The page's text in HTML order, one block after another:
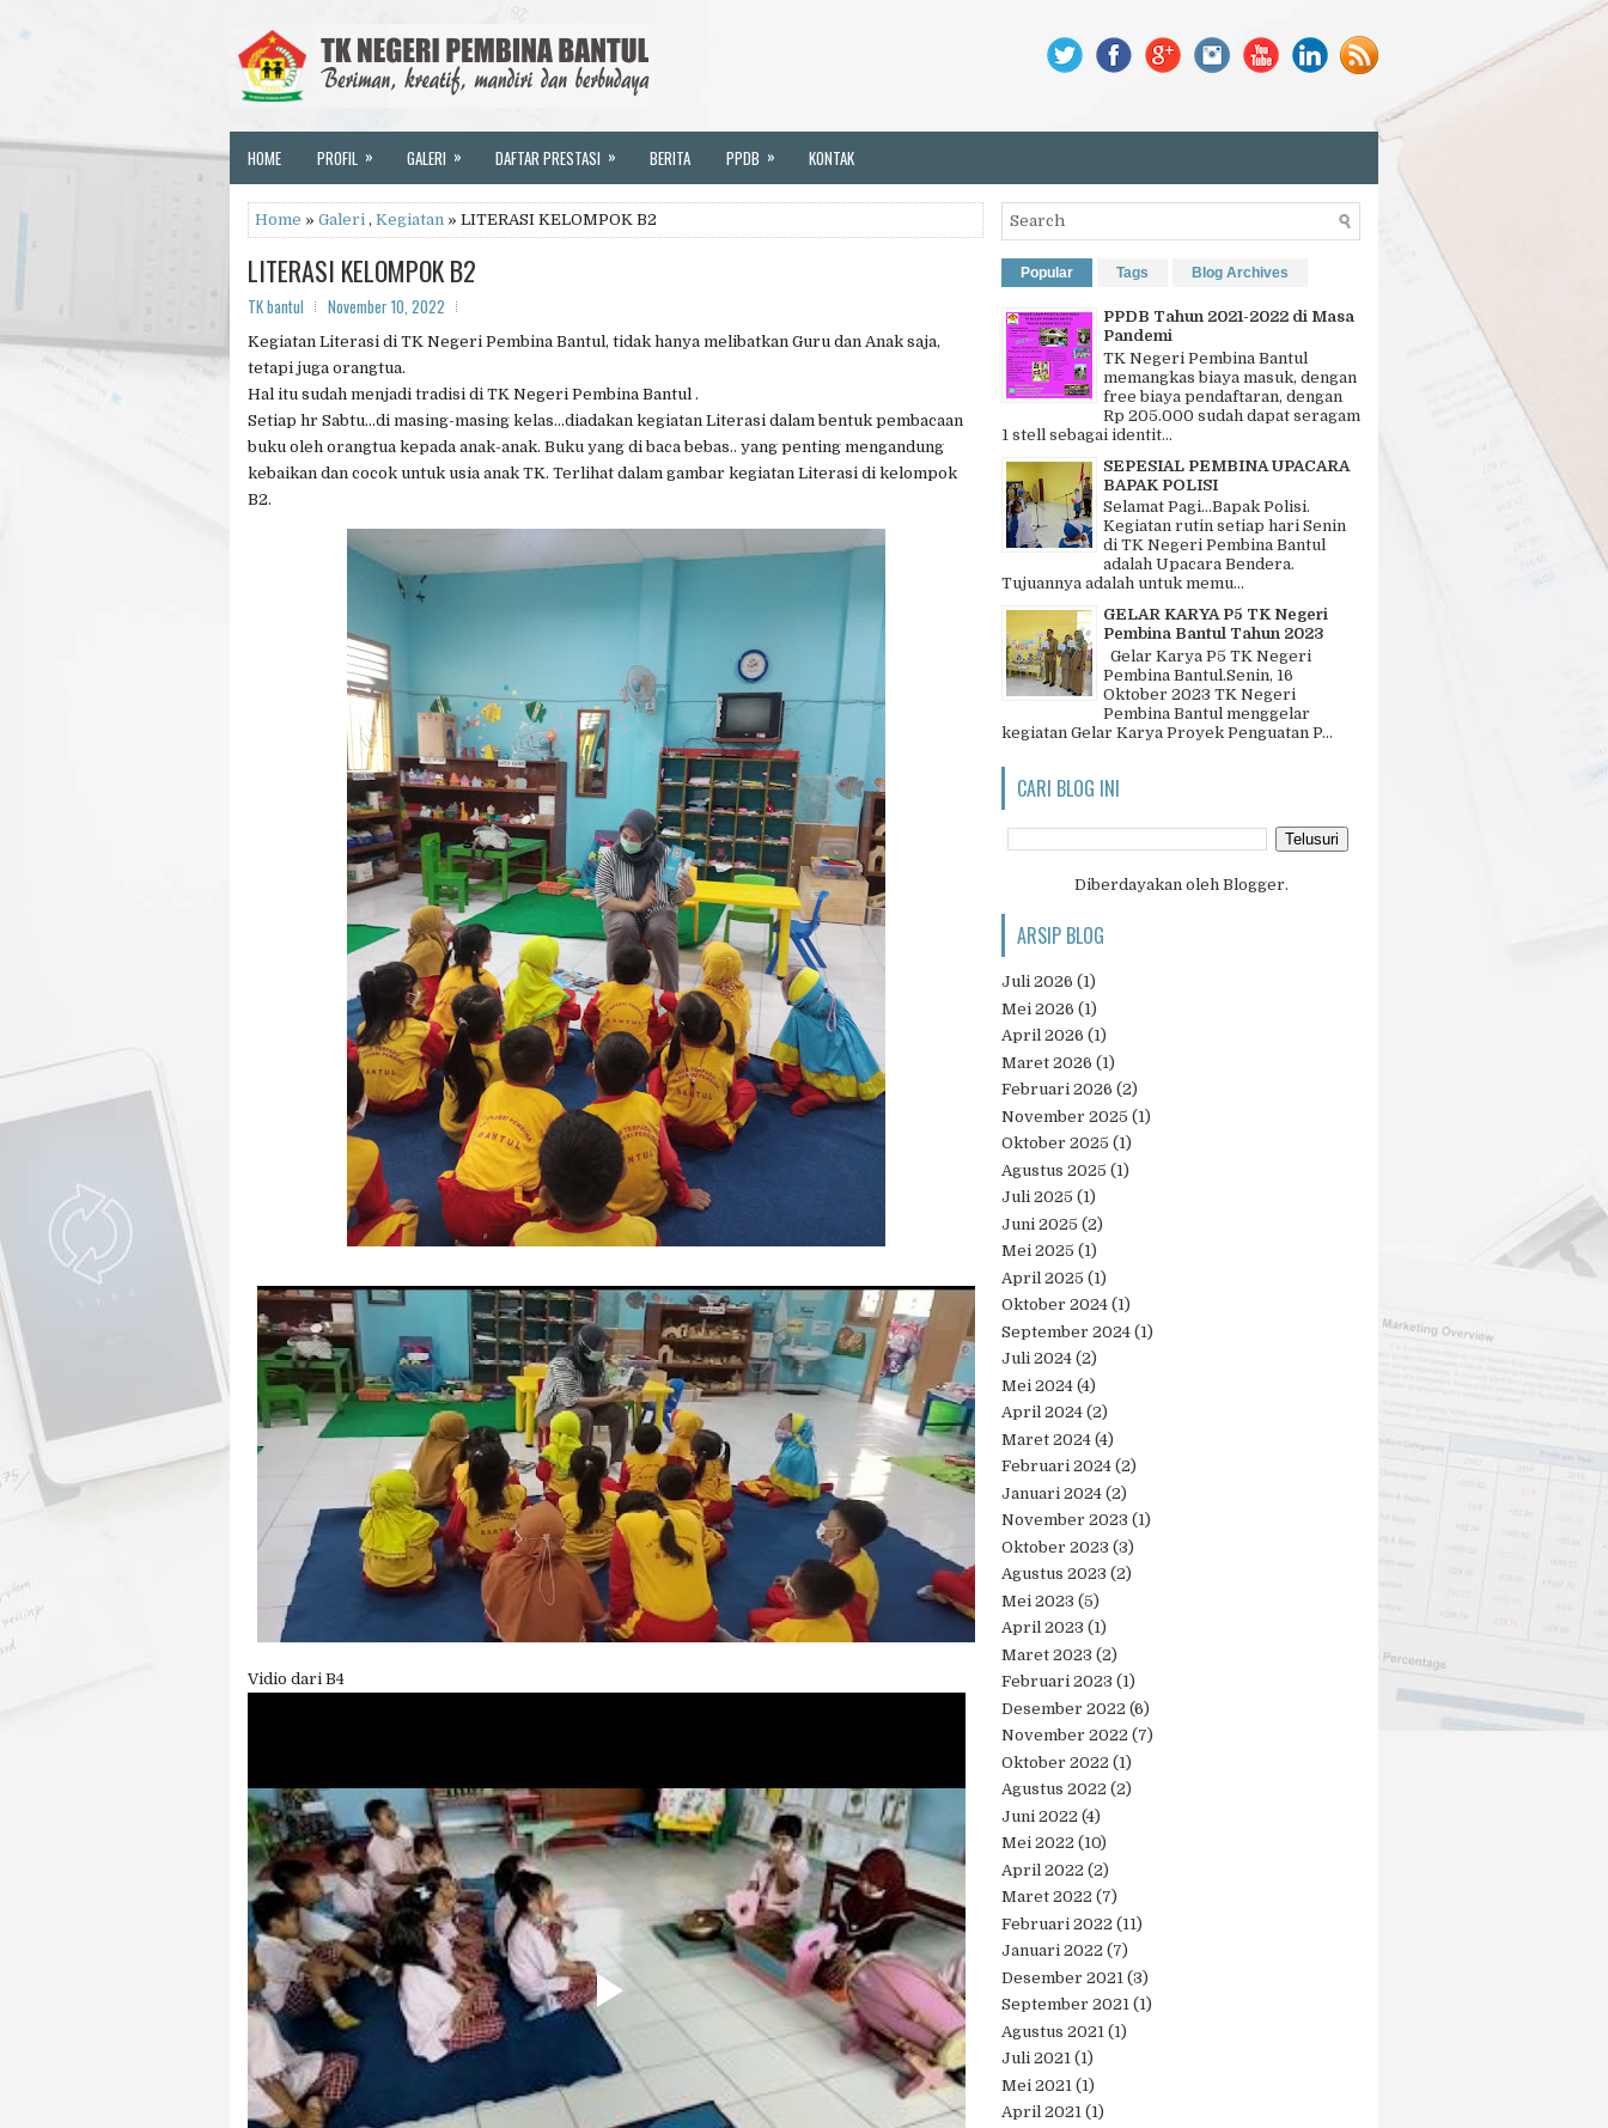
HOME PROFIL » GALERI » DAFTAR PRESTASI » BERITA PPDB » KONTAK
Home » Galeri , Kegiatan » LITERASI KELOMPOK B2
LITERASI KELOMPOK B2
TK bantul November 10, 2022
Kegiatan Literasi di TK Negeri Pembina Bantul, tidak hanya melibatkan Guru dan Anak saja,
tetapi juga orangtua.
Hal itu sudah menjadi tradisi di TK Negeri Pembina Bantul .
Setiap hr Sabtu...di masing-masing kelas...diadakan kegiatan Literasi dalam bentuk pembacaan
buku oleh orangtua kepada anak-anak. Buku yang di baca bebas.. yang penting mengandung
kebaikan dan cocok untuk usia anak TK. Terlihat dalam gambar kegiatan Literasi di kelompok
B2.
Vidio dari B4
Popular Tags Blog Archives
PPDB Tahun 2021-2022 di Masa
Pandemi
TK Negeri Pembina Bantul
memangkas biaya masuk, dengan
free biaya pendaftaran, dengan
Rp 205.000 sudah dapat seragam
1 stell sebagai identit...
SEPESIAL PEMBINA UPACARA
BAPAK POLISI
Selamat Pagi…Bapak Polisi.
Kegiatan rutin setiap hari Senin
di TK Negeri Pembina Bantul
adalah Upacara Bendera.
Tujuannya adalah untuk memu...
GELAR KARYA P5 TK Negeri
Pembina Bantul Tahun 2023
Gelar Karya P5 TK Negeri
Pembina Bantul.Senin, 16
Oktober 2023 TK Negeri
Pembina Bantul menggelar
kegiatan Gelar Karya Proyek Penguatan P...
CARI BLOG INI
Diberdayakan oleh Blogger.
ARSIP BLOG
Juli 2026 (1)
Mei 2026 (1)
April 2026 (1)
Maret 2026 (1)
Februari 2026 (2)
November 2025 (1)
Oktober 2025 (1)
Agustus 2025 (1)
Juli 2025 (1)
Juni 2025 (2)
Mei 2025 (1)
April 2025 (1)
Oktober 2024 (1)
September 2024 (1)
Juli 2024 (2)
Mei 2024 (4)
April 2024 (2)
Maret 2024 (4)
Februari 2024 (2)
Januari 2024 (2)
November 2023 (1)
Oktober 2023 (3)
Agustus 2023 (2)
Mei 2023 (5)
April 2023 (1)
Maret 2023 (2)
Februari 2023 (1)
Desember 2022 (6)
November 2022 (7)
Oktober 2022 (1)
Agustus 2022 (2)
Juni 2022 (4)
Mei 2022 (10)
April 2022 (2)
Maret 2022 (7)
Februari 2022 (11)
Januari 2022 (7)
Desember 2021 (3)
September 2021 (1)
Agustus 2021 (1)
Juli 2021 (1)
Mei 2021 (1)
April 2021 (1)